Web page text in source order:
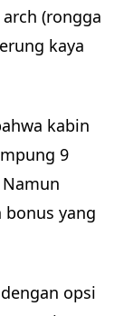
(rongga
kaya
kabin
9
yang
opsi